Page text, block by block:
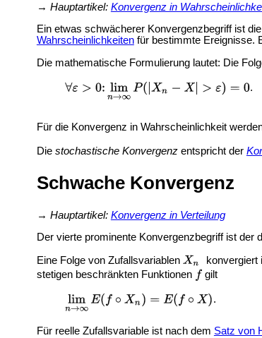
→ Hauptartikel: Konvergenz in
Ein etwas schwächerer Konvergenzbegriff ist die
Wahrscheinlichkeitenfür bestimmte Ereignisse.
Die mathematische Formulierung lautet: Die
.
Für die Konvergenz in Wahrscheinlichkeit
Die stochastische Konvergenzentspricht der
Schwache Konvergenz
→ Hauptartikel: Konvergenz in Verteilung
Der vierte prominente Konvergenzbegriff ist der
Eine Folge von Zufallsvariablen konvergiert
stetigen beschränkten Funktionen
gilt
.
Für reelle Zufallsvariable ist nach dem Satz von